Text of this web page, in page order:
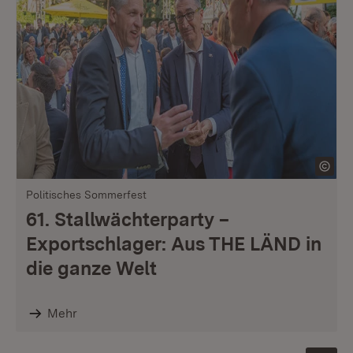
Politisches Sommerfest
61. Stallwächterparty –
Exportschlager: Aus THE LÄND in
die ganze Welt
Mehr